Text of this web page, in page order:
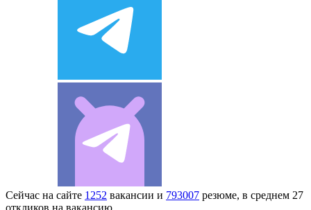
Сейчас на сайте 1252 вакансии и 793007 резюме, в среднем 27
откликов на вакансию